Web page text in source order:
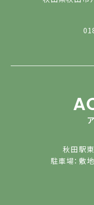
秋田駅
駐車場：敷